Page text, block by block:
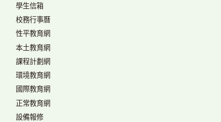
學生信箱
校務行事曆
性平教育網
本土教育網
課程計劃網
環境教育網
國際教育網
正常教育網
設備報修